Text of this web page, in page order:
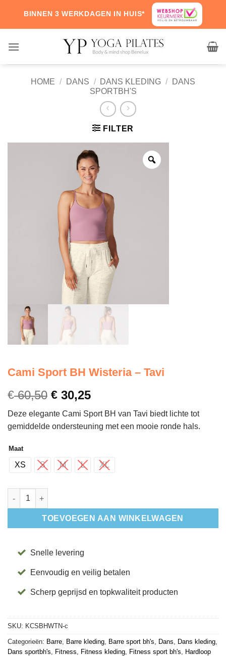
content
BINNEN 3 WERKDAGEN IN HUIS*
HOME / DANS / DANS KLEDING /
DANS
SPORTBH'S
FILTER
Cami Sport BH Wisteria – Tavi
€60,50 € 30,25
Deze elegante Cami Sport BH van Tavi biedt lichte tot
gemiddelde ondersteuning met een mooie ronde hals.
Maat
XS S M L XL
Cami Sport BH Wisteria – Tavi aantal
TOEVOEGEN AAN WINKELWAGEN
Snelle levering
Eenvoudig en veilig betalen
Scherp geprijsd en topkwaliteit producten
SKU: KCSBHWTN-c
Categorieën: Barre Barre kleding Barre sport bh's Dans Dans kleding
Dans sportbh's
Fitness Fitness kleding Fitness sport bh's
Hardloop